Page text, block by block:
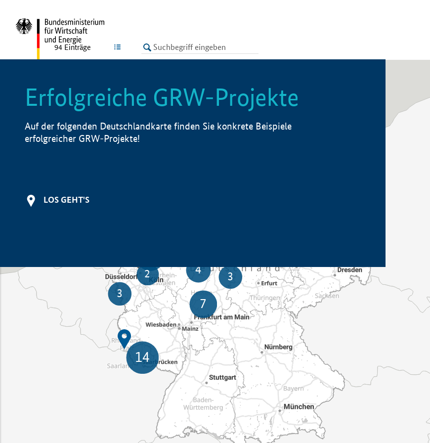
LISTE
94 Einträge
Erfolgreiche GRW-Projekte
Auf der folgenden Deutschlandkarte finden Sie konkrete Beispiele
erfolgreicher GRW-Projekte!
LOS GEHT'S